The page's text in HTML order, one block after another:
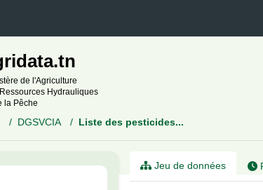
de l'Agriculture
Hydrauliques
la Pêche
DGSVCIA Liste des pesticides...
Jeu de données